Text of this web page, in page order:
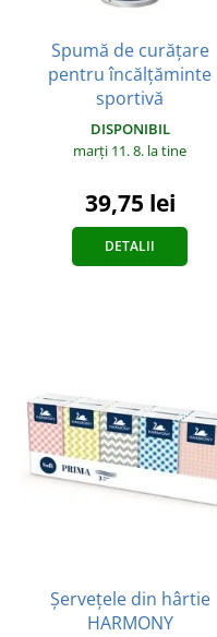
Spumă de curățare
pentru încălțăminte
sportivă
DISPONIBIL
marți 11. 8. la tine
39,75 lei
DETALII
Șervețele din hârtie
HARMONY